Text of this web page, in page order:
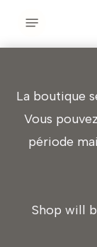
La boutique
Vous
période
Shop will
WE